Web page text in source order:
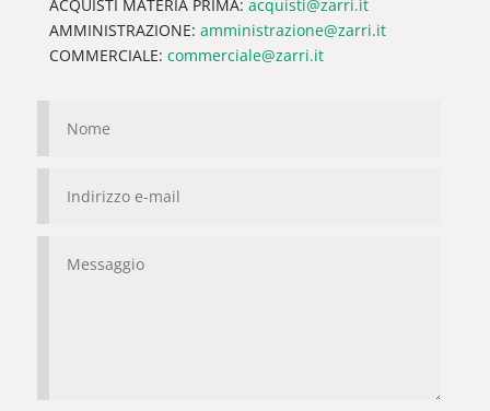
ACQUISTI MATERIA PRIMA: acquisti@zarri.it
AMMINISTRAZIONE: amministrazione@zarri.it
COMMERCIALE: commerciale@zarri.it